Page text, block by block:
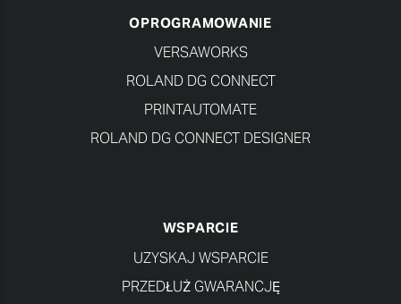
OPROGRAMOWANIE
VERSAWORKS
ROLAND DG CONNECT
PRINTAUTOMATE
ROLAND DG CONNECT DESIGNER
WSPARCIE
UZYSKAJ WSPARCIE
PRZEDŁUŻ GWARANCJĘ